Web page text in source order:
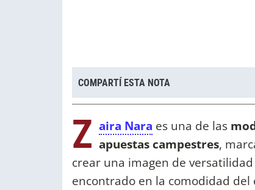
COMPARTÍ ESTA NOTA
Z aira Nara es una de las
apuestas campestres,
crear una imagen de
encontrado en la comodidad